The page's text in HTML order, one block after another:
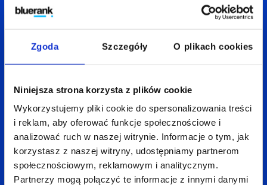
Zgoda Szczegóły O plikach cookies
Niniejsza strona korzysta z plików cookie
Wykorzystujemy pliki cookie do spersonalizowania treści
i reklam, aby oferować funkcje społecznościowe i
analizować ruch w naszej witrynie. Informacje o tym, jak
korzystasz z naszej witryny, udostępniamy partnerom
społecznościowym, reklamowym i analitycznym.
Partnerzy mogą połączyć te informacje z innymi danymi
Zobacz także: